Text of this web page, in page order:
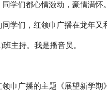
学们都心情激动，豪情满怀。
学们，红领巾广播在龙年又
主持。我是播音员。
巾广播的主题《展望新学期